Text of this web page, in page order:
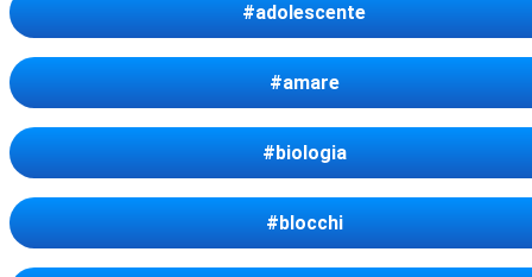
#adolescente
#amare
#biologia
#blocchi